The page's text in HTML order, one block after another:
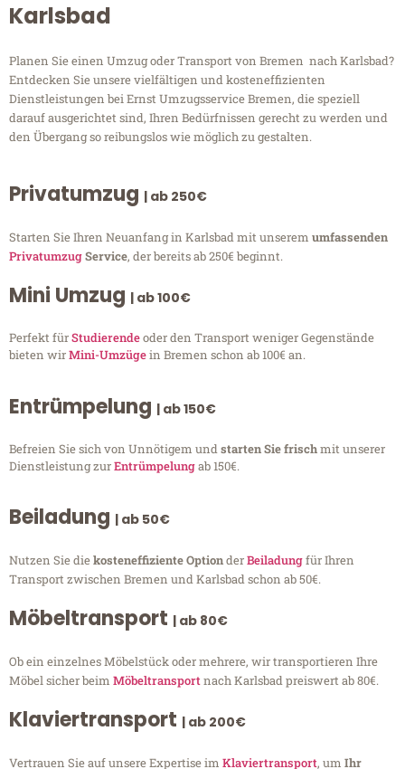
Karlsbad
Planen Sie einen Umzug oder Transport von Bremen nach Karlsbad?
Entdecken Sie unsere vielfältigen und kosteneffizienten
Dienstleistungen bei Ernst Umzugsservice Bremen, die speziell
darauf ausgerichtet sind, Ihren Bedürfnissen gerecht zu werden und
den Übergang so reibungslos wie möglich zu gestalten.
Privatumzug | ab 250€
Starten Sie Ihren Neuanfang in Karlsbad mit unserem umfassenden
PrivatumzugService, der bereits ab 250€ beginnt.
Mini Umzug | ab 100€
Perfekt fürStudierendeoder den Transport weniger Gegenstände
bieten wirMini-Umzügein Bremen schon ab 100€ an.
Entrümpelung | ab 150€
Befreien Sie sich von Unnötigem undstarten Sie frischmit unserer
Dienstleistung zurEntrümpelungab 150€.
Beiladung | ab 50€
Nutzen Sie diekosteneffiziente OptionderBeiladungfür Ihren
Transport zwischen Bremen und Karlsbad schon ab 50€.
Möbeltransport | ab 80€
Ob ein einzelnes Möbelstück oder mehrere, wir transportieren Ihre
Möbel sicher beim Möbeltransportnach Karlsbad preiswert ab 80€.
Klaviertransport | ab 200€
Vertrauen Sie auf unsere Expertise im Klaviertransport, um Ihr